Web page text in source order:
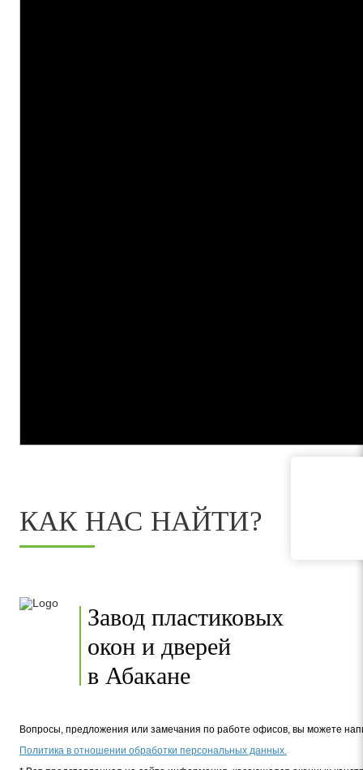
КАК НАС НАЙТИ?
Завод пластиковых
окон и дверей
в Абакане
Вопросы, предложения или замечания по работе офисов, вы можете
Политика в отношении обработки персональных данных.